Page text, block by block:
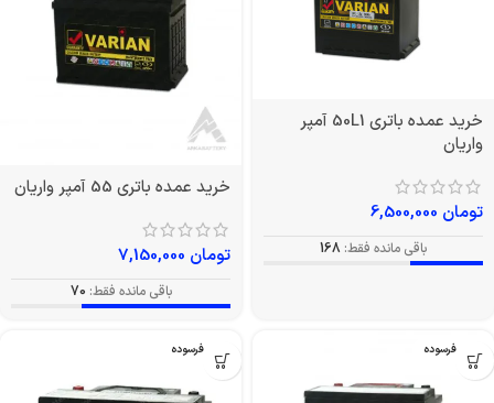
خرید عمده باتری 50L1 آمپر
واریان
تومان
باقی مانده فقط: 168
خرید عمده باتری 55 آمپر واریان
تومان
باقی مانده فقط: 70
بدون فرسوده بدون فرسوده